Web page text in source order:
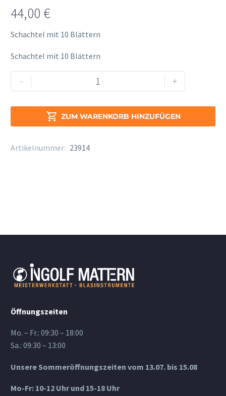
44,00 €
Schachtel mit 10 Blättern
Schachtel mit 10 Blättern
-
Tenor
3,5
+
 ZUM WARENKORB HINZUFÜGEN
Alternative:
Artikelnummer: 23914
Öffnungszeiten
Mo. – Fr.: 09:30 – 18:00
Sa.: 09:30 – 13:00
Unsere Sommeröffnungszeiten vom 13.07. bis 15.08
Mo-Fr: 10-12 Uhr und 15-18 Uhr